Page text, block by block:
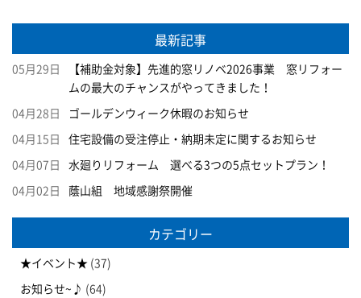
最新記事
05月29日
【補助金対象】先進的窓リノベ2026事業 窓リフォー
ムの最大のチャンスがやってきました！
04月28日 ゴールデンウィーク休暇のお知らせ
04月15日 住宅設備の受注停止・納期未定に関するお知らせ
04月07日 水廻りリフォーム 選べる3つの5点セットプラン！
04月02日 蔭山組 地域感謝祭開催
カテゴリー
★イベント★ (37)
お知らせ~♪ (64)